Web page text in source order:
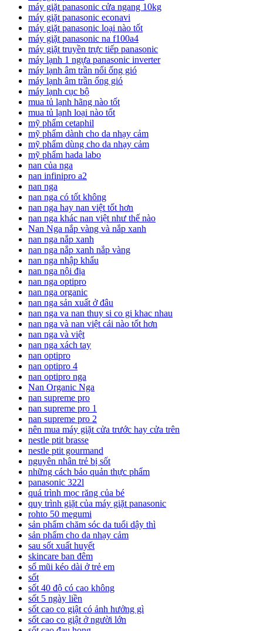
máy giặt panasonic cửa ngang 10kg
máy giặt panasonic econavi
máy giặt panasonic loại nào tốt
máy giặt panasonic na f100a4
máy giặt truyền trực tiếp panasonic
máy lạnh 1 ngựa panasonic inverter
máy lạnh âm trần nối ống gió
máy lạnh âm trần ống gió
máy lạnh cục bộ
mua tủ lạnh hãng nào tốt
mua tủ lạnh loại nào tốt
mỹ phẩm cetaphil
mỹ phẩm dành cho da nhạy cảm
mỹ phẩm dùng cho da nhạy cảm
mỹ phẩm hada labo
nan của nga
nan infinipro a2
nan nga
nan nga có tốt không
nan nga hay nan việt tốt hơn
nan nga khác nan việt như thế nào
Nan Nga nắp vàng và nắp xanh
nan nga nắp xanh
nan nga nắp xanh nắp vàng
nan nga nhập khẩu
nan nga nội địa
nan nga optipro
nan nga organic
nan nga sản xuất ở đâu
nan nga va nan thuy si co gi khac nhau
nan nga và nan việt cái nào tốt hơn
nan nga và việt
nan nga xách tay
nan optipro
nan optipro 4
nan optipro nga
Nan Organic Nga
nan supreme pro
nan supreme pro 1
nan supreme pro 2
nên mua máy giặt cửa trước hay cửa trên
nestle ptit brasse
nestle ptit gourmand
nguyên nhân trẻ bị sốt
những cách bảo quản thực phẩm
panasonic 322l
quá trình mọc răng của bé
quy trình giặt của máy giặt panasonic
rohto 50 megumi
sản phẩm chăm sóc da tuổi dậy thì
sản phẩm cho da nhạy cảm
sau sốt xuất huyết
skincare ban đêm
sổ mũi kéo dài ở trẻ em
sốt
sốt 40 độ có cao không
sốt 5 ngày liền
sốt cao co giật có ảnh hưởng gì
sốt cao co giật ở người lớn